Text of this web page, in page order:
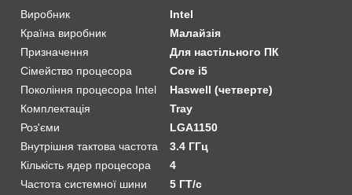
Виробник
Intel
Країна виробник
Малайзія
Призначення
Для настільного ПК
Сімейство процесора
Core i5
Покоління процесора Intel
Haswell (четверте)
Комплектація
Tray
Роз'єми
LGA1150
Внутрішня тактова частота
3.4 ГГц
Кількість ядер процесора
4
Частота системної шини
5 ГТ/с